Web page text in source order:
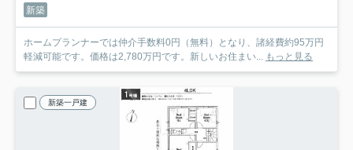
新築
ホームプランナーでは仲介手数料0円（無料）となり、諸経費約95万円
軽減可能です。価格は2,780万円です。新しいお住まい... もっと見る
新築一戸建